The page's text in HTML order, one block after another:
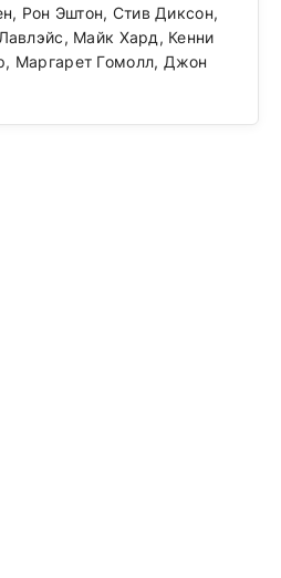
Рон Эштон, Стив Диксон,
Майк Хард, Кенни
Маргарет Гомолл, Джон